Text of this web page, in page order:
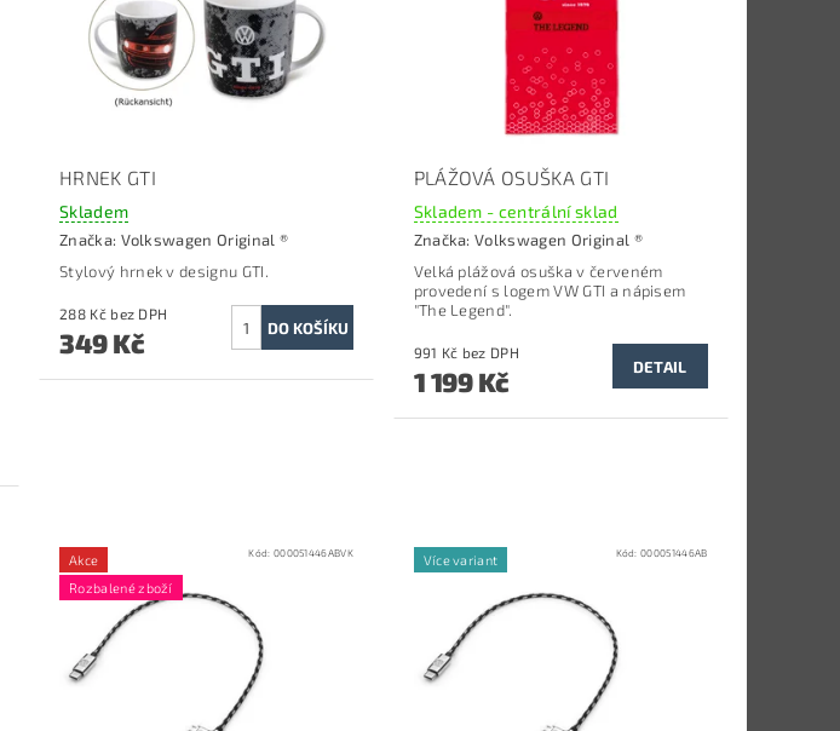
HRNEK GTI
Skladem
Značka: Volkswagen Original ®
Stylový hrnek v designu GTI.
288 Kč bez DPH
349 Kč
PLÁŽOVÁ OSUŠKA GTI
Skladem - centrální sklad
Značka:Volkswagen Original ®
Velká plážová osuška v červeném
provedení s logem VW GTI a nápisem
"The Legend".
991 Kč bez DPH
1 199 Kč DETAIL
Akce
Rozbalené zboží
Kód: 000051446ABVK Více variant Kód:000051446AB